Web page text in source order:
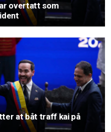
overtatt som
at båt traff kai på